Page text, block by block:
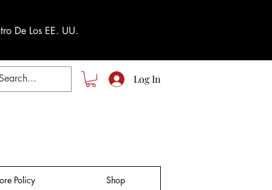
De Los EE. UU.
Log In
Policy Shop